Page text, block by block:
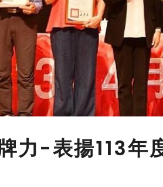
力-表揚113年